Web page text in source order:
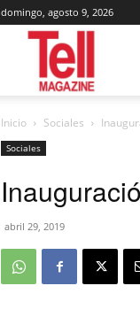
domingo, agosto 9, 2026
Inicio Sociales
Sociales
abril 29, 2019